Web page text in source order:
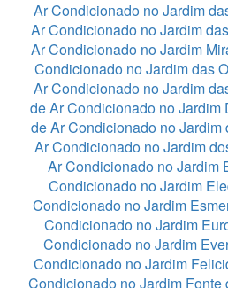
Ar Condicionado no Jardim
Ar Condicionado no Jardim
Ar Condicionado no Jardim
Condicionado no Jardim das
Ar Condicionado no Jardim
de Ar Condicionado no Jardim
de Ar Condicionado no Jardim
Ar Condicionado no Jardim
Ar Condicionado no Jardim
Condicionado no Jardim
Condicionado no Jardim
Condicionado no Jardim
Condicionado no Jardim
Condicionado no Jardim
Condicionado no Jardim Fonte